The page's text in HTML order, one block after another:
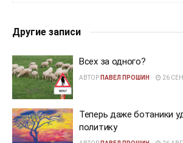
Другие записи
Всех за одного?
АВТОР ПАВЕЛ ПРОШИН 26
Теперь даже ботаники
политику